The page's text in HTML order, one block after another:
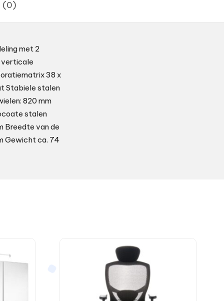
(0)
met 2
verticale
38 x
Stabiele stalen
820 mm
stalen
Breedte van de
Gewicht ca. 74